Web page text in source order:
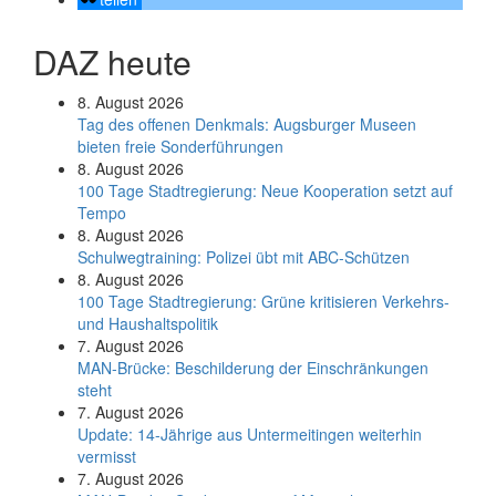
DAZ heute
8. August 2026
Tag des offenen Denkmals: Augsburger Museen
bieten freie Sonderführungen
8. August 2026
100 Tage Stadtregierung: Neue Kooperation setzt auf
Tempo
8. August 2026
Schul­weg­trai­ning: Poli­zei übt mit ABC-Schüt­zen
8. August 2026
100 Tage Stadtregierung: Grüne kritisieren Verkehrs-
und Haushaltspolitik
7. August 2026
MAN-Brücke: Beschilderung der Einschränkungen
steht
7. August 2026
Update: 14-Jährige aus Untermeitingen weiterhin
vermisst
7. August 2026